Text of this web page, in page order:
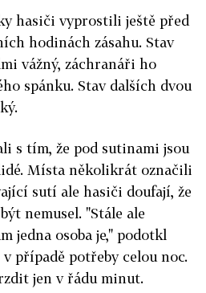
hasiči vyprostili ještě před
hodinách zásahu. Stav
vážný, záchranáři ho
spánku. Stav dalších dvou
s tím, že pod sutinami jsou
Místa několikrát označili
sutí ale hasiči doufají, že
nemusel. "Stále ale
jedna osoba je," podotkl
případě potřeby celou noc.
jen v řádu minut.